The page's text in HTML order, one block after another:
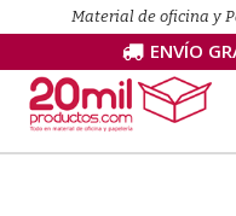
Material de oficina y
ENVÍO